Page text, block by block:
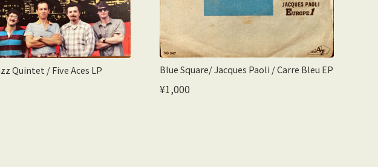
Quintet / Five Aces LP Blue Square/ Jacques Paoli / Carre Bleu EP
¥1,000